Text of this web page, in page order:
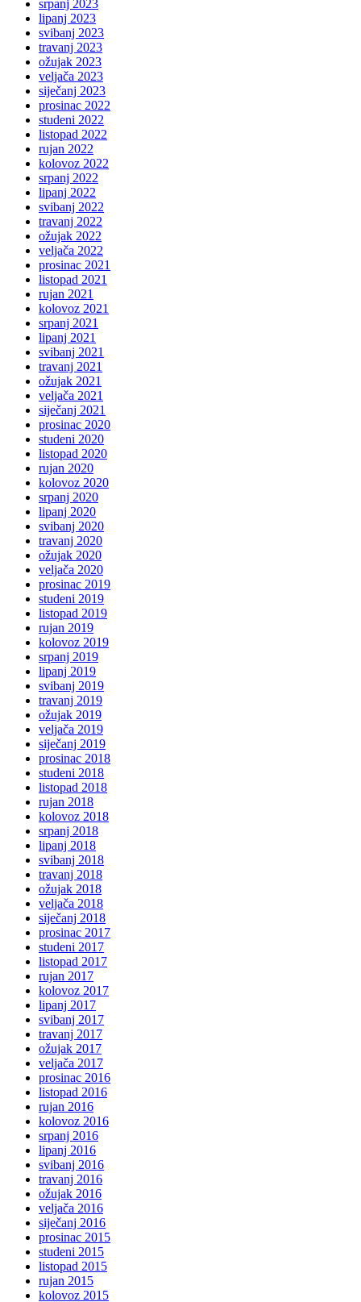
srpanj 2023
lipanj 2023
svibanj 2023
travanj 2023
ožujak 2023
veljača 2023
siječanj 2023
prosinac 2022
studeni 2022
listopad 2022
rujan 2022
kolovoz 2022
srpanj 2022
lipanj 2022
svibanj 2022
travanj 2022
ožujak 2022
veljača 2022
prosinac 2021
listopad 2021
rujan 2021
kolovoz 2021
srpanj 2021
lipanj 2021
svibanj 2021
travanj 2021
ožujak 2021
veljača 2021
siječanj 2021
prosinac 2020
studeni 2020
listopad 2020
rujan 2020
kolovoz 2020
srpanj 2020
lipanj 2020
svibanj 2020
travanj 2020
ožujak 2020
veljača 2020
prosinac 2019
studeni 2019
listopad 2019
rujan 2019
kolovoz 2019
srpanj 2019
lipanj 2019
svibanj 2019
travanj 2019
ožujak 2019
veljača 2019
siječanj 2019
prosinac 2018
studeni 2018
listopad 2018
rujan 2018
kolovoz 2018
srpanj 2018
lipanj 2018
svibanj 2018
travanj 2018
ožujak 2018
veljača 2018
siječanj 2018
prosinac 2017
studeni 2017
listopad 2017
rujan 2017
kolovoz 2017
lipanj 2017
svibanj 2017
travanj 2017
ožujak 2017
veljača 2017
prosinac 2016
listopad 2016
rujan 2016
kolovoz 2016
srpanj 2016
lipanj 2016
svibanj 2016
travanj 2016
ožujak 2016
veljača 2016
siječanj 2016
prosinac 2015
studeni 2015
listopad 2015
rujan 2015
kolovoz 2015